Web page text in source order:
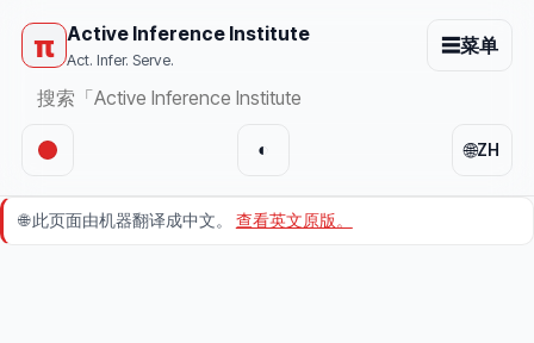
π Active Inference Institute
Act. Infer. Serve.
☰菜单
🌐ZH
◐
🌐此页面由机器翻译成中文。 查看英文原版。